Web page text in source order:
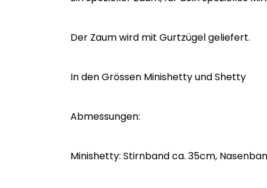
Der Zaum wird mit Gurtzügel geliefert.
In den Grössen Minishetty und Shetty
Abmessungen:
Minishetty: Stirnband ca. 35cm,